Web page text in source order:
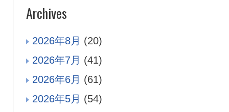
Archives
2026年8月 (20)
2026年7月 (41)
2026年6月 (61)
2026年5月 (54)